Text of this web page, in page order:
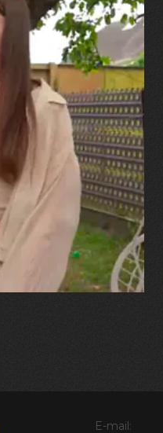
моря,
Я ледве
племінницю"
E-mail: